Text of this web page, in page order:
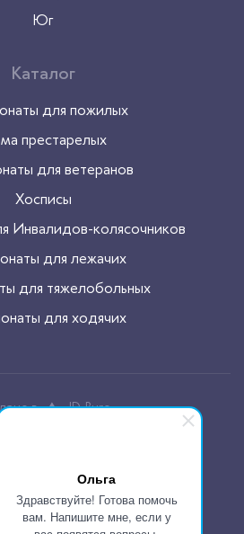
Ольга
Здравствуйте! Готова помочь
вам. Напишите мне, если у
Юг
Каталог
для пожилых
престарелых
для ветеранов
Хосписы
Инвалидов-колясочников
для лежачих
для тяжелобольных
для ходячих
в
JD-Buro
защищены, 2026
для пожилых
конфиденцальности